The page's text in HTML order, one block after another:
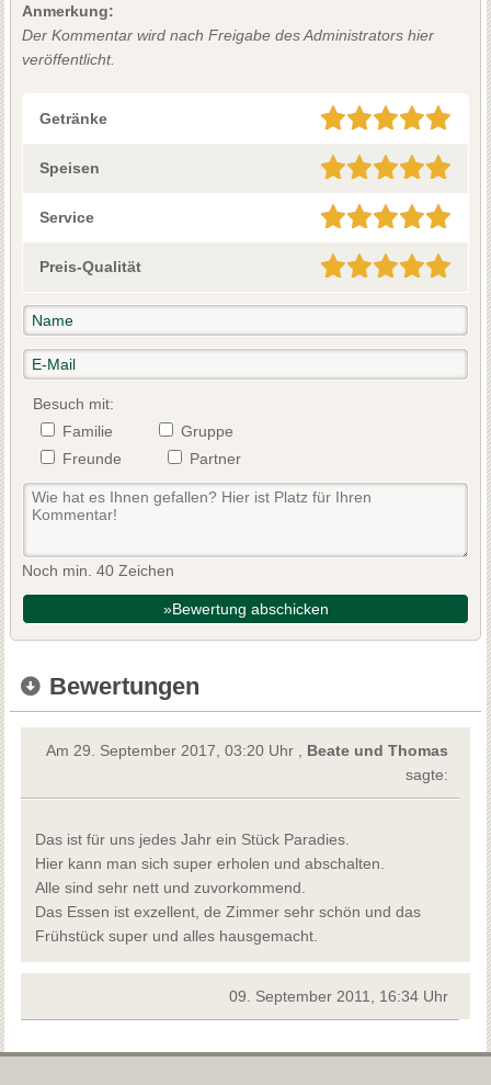
Anmerkung:
Der Kommentar wird nach Freigabe des Administrators hier
veröffentlicht.
Getränke
Speisen
Service
Preis-Qualität
Besuch mit:
Familie
Gruppe
Freunde
Partner
Noch min. 40 Zeichen
»Bewertung abschicken
Bewertungen
Am 29. September 2017, 03:20 Uhr , Beate und Thomas
sagte:
Das ist für uns jedes Jahr ein Stück Paradies.
Hier kann man sich super erholen und abschalten.
Alle sind sehr nett und zuvorkommend.
Das Essen ist exzellent, de Zimmer sehr schön und das
Frühstück super und alles hausgemacht.
09. September 2011, 16:34 Uhr